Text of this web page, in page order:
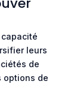
leurs
de
options de